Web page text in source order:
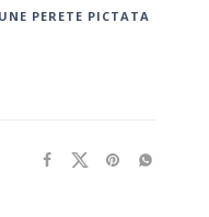
PERETE PICTATA